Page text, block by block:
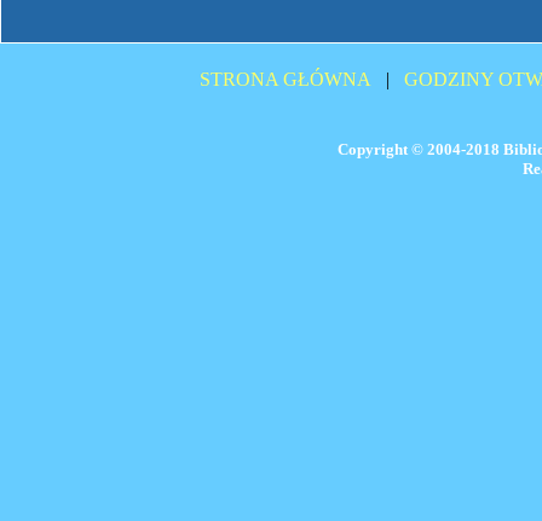
STRONA GŁÓWNA | GODZINY
Copyright © 2004-2018